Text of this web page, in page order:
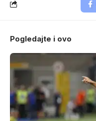
Pogledajte i ovo